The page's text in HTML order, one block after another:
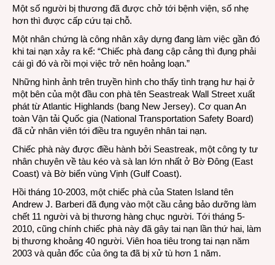
York)
Một số người bị thương đã được chở tới bệnh viện, số nhẹ
hơn thì được cấp cứu tại chỗ.
Một nhân chứng là công nhân xây dựng đang làm việc gần đó
khi tai nạn xảy ra kể: “Chiếc phà đang cập cảng thì đụng phải
cái gì đó và rồi mọi việc trở nên hoảng loạn.”
Những hình ảnh trên truyền hình cho thấy tình trạng hư hại ở
một bên của một đầu con phà tên Seastreak Wall Street xuất
phát từ Atlantic Highlands (bang New Jersey). Cơ quan An
toàn Vận tải Quốc gia (National Transportation Safety Board)
đã cử nhân viên tới điều tra nguyên nhân tai nạn.
Chiếc phà này được điều hành bởi Seastreak, một công ty tư
nhân chuyên về tàu kéo và sà lan lớn nhất ở Bờ Đông (East
Coast) và Bờ biển vùng Vịnh (Gulf Coast).
Hồi tháng 10-2003, một chiếc phà của Staten Island tên
Andrew J. Barberi đã đụng vào một cầu cảng bảo dưỡng làm
chết 11 người và bị thương hàng chục người. Tới tháng 5-
2010, cũng chính chiếc phà này đã gây tai nạn lần thứ hai, làm
bị thương khoảng 40 người. Viên hoa tiêu trong tai nạn năm
2003 và quản đốc của ông ta đã bị xử tù hơn 1 năm.